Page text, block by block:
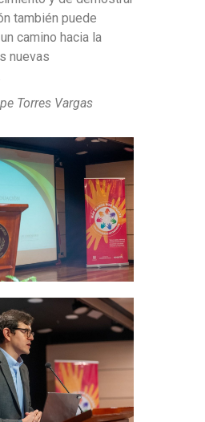
también puede
camino hacia la
nuevas
Torres Vargas